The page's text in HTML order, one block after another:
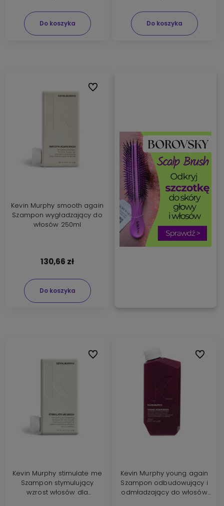
Do koszyka Do koszyka
Kevin Murphy smooth again
Szampon wygładzający do
włosów 250ml
130,66 zł
Do koszyka
Do ulubionych
Kevin Murphy stimulate me
Szampon stymulujący
wzrost włosów dla
Do ulubionych
Kevin Murphy young again
Szampon odbudowujący i
odmładzający do włosów
Do